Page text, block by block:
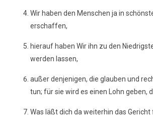
Wir haben den Menschen ja in
erschaffen,
hierauf haben Wir ihn zu den
werden lassen,
außer denjenigen, die glauben und
tun; für sie wird es einen Lohn geben,
Was läßt dich da weiterhin das Gericht